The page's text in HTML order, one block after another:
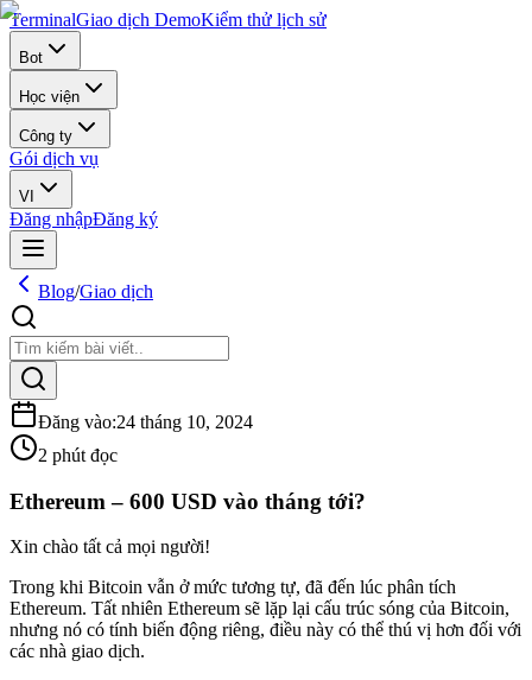
TerminalGiao dịch DemoKiểm thử lịch sử
Bot
Học viện
Công ty
Gói dịch vụ
VI
Đăng nhậpĐăng ký
Blog/Giao dịch
Đăng vào:24 tháng 10, 2024
2 phút đọc
Ethereum – 600 USD vào tháng tới?
Xin chào tất cả mọi người!
Trong khi Bitcoin vẫn ở mức tương tự, đã đến lúc phân tích
Ethereum. Tất nhiên Ethereum sẽ lặp lại cấu trúc sóng của Bitcoin,
nhưng nó có tính biến động riêng, điều này có thể thú vị hơn đối với
các nhà giao dịch.